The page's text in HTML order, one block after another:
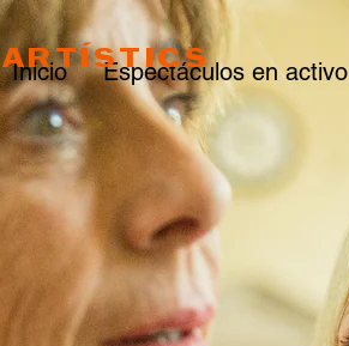
Inicio Espectáculos en activo